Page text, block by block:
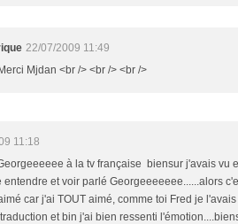
22/07/2009 11:49
Mjdan <br /> <br /> <br />
11:18
à la tv française biensur j'avais vu
entendre et voir parlé Georgeeeeeee......alors
car j'ai TOUT aimé, comme toi Fred je
et bin j'ai bien ressenti